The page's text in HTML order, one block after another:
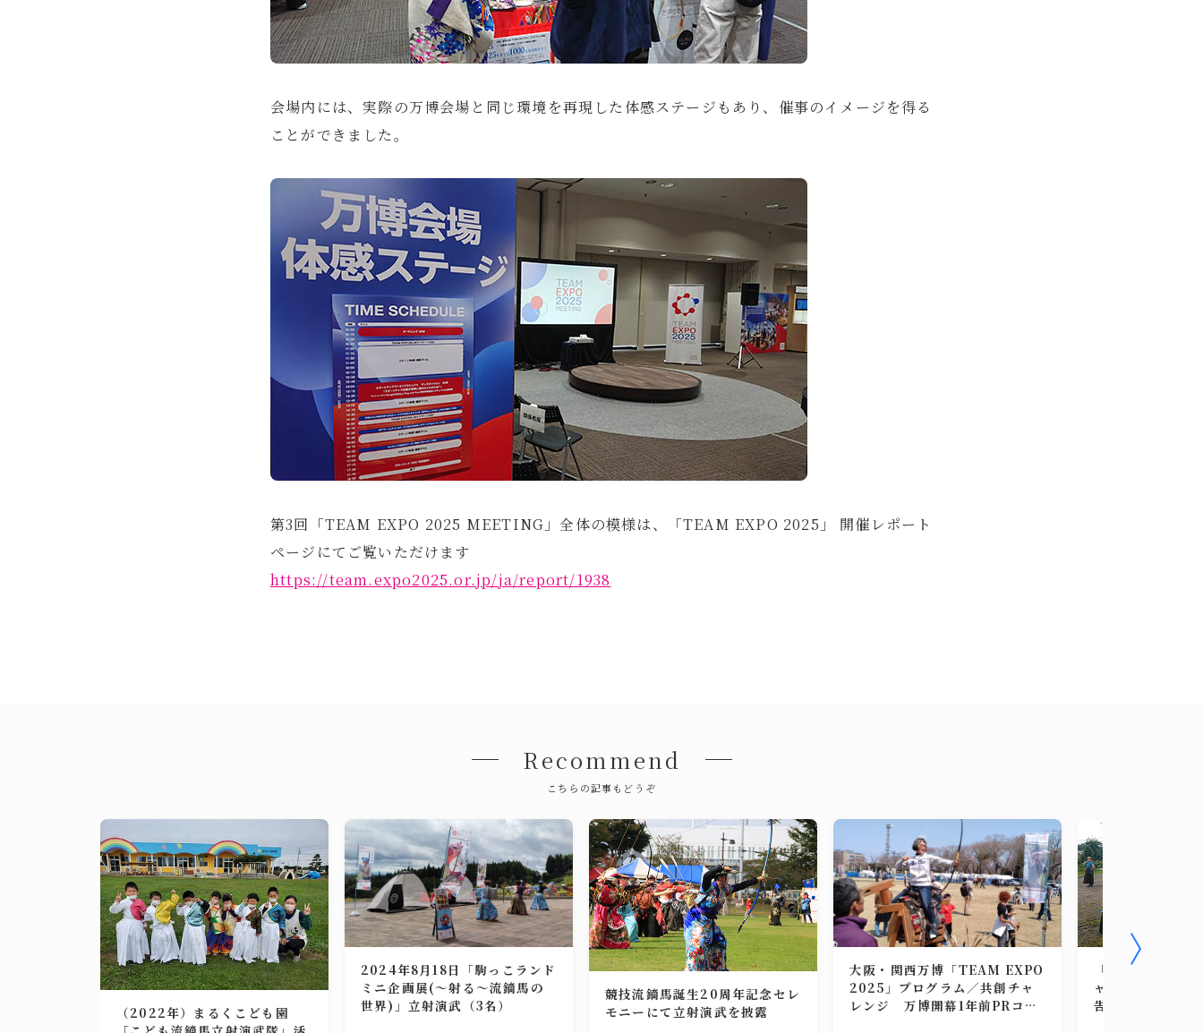
会場内には、実際の万博会場と同じ環境を再現した体感ステージもあり、催事のイメージを得る
ことができました。
第3回「TEAM EXPO 2025 MEETING」全体の模様は、「TEAM EXPO 2025」 開催レポート
ページにてご覧いただけます
https://team.expo2025.or.jp/ja/report/1938
Recommend
こちらの記事もどうぞ
（2022年）まるくこども園
2024年8月18日「駒っこランド
ミニ企画展(～射る～流鏑馬の
世界)」立射演武（3名）
競技流鏑馬誕生20周年記念セレ
モニーにて立射演武を披露
大阪・関西万博「TEAM EXPO
2025」プログラム／共創チャ
レンジ 万博開幕1年前PRコー
「やぶさめ立射
ャスト配信チャ
告